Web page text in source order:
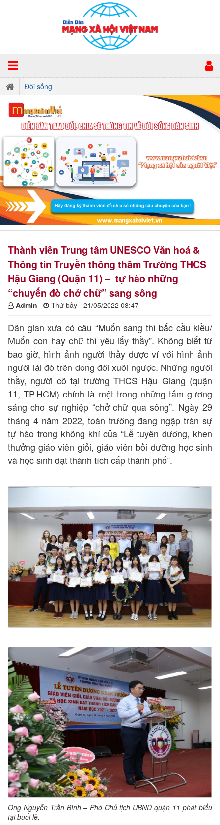
Đời sống
Thành viên Trung tâm UNESCO Văn hoá &
Thông tin Truyền thông thăm Trường THCS
Hậu Giang (Quận 11) – tự hào những
“chuyến đò chở chữ” sang sông
Admin Thứ bảy - 21/05/2022 08:47
Dân gian xưa có câu “Muốn sang thì bắc cầu kiều/
Muốn con hay chữ thì yêu lấy thầy”. Không biết từ
bao giờ, hình ảnh người thầy được ví với hình ảnh
người lái đò trên dòng đời xuôi ngược. Những người
thầy, người cô tại trường THCS Hậu Giang (quận
11, TP.HCM) chính là một trong những tấm gương
sáng cho sự nghiệp “chở chữ qua sông”. Ngày 29
tháng 4 năm 2022, toàn trường đang ngập tràn sự
tự hào trong không khí của “Lễ tuyên dương, khen
thưởng giáo viên giỏi, giáo viên bồi dưỡng học sinh
và học sinh đạt thành tích cấp thành phố”.
Ông Nguyễn Trần Bình – Phó Chủ tịch UBND quận 11 phát biểu
tại buổi lễ.